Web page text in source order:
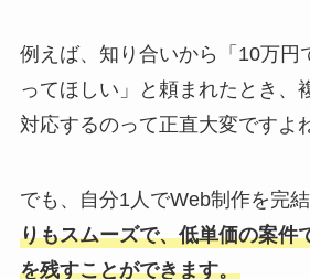
例えば、知り合いから「10万円
ってほしい」と頼まれたとき、
対応するのって正直大変ですよ
でも、自分1人でWeb制作を完結
りもスムーズで、低単価の案件
を残すことができます。